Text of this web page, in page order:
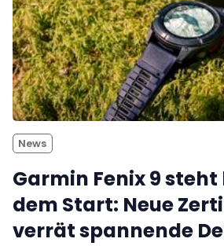
News
Garmin Fenix 9
dem Start: Neue
verrät spannende